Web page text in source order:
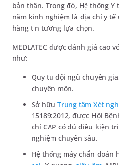
bản thân. Trong đó, Hệ thống Y
năm kinh nghiệm là địa chỉ y
hàng tin tưởng lựa chọn.
MEDLATEC được đánh giá cao
như:
Quy tụ đội ngũ chuyên
chuyên môn.
Sở hữuTrung tâm Xét
15189:2012, được Hội
chỉ CAP có đủ điều kiện
nghiệm chuyên sâu.
Hệ thống máy chẩn